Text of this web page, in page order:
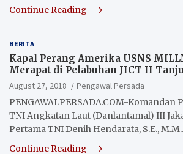
Continue Reading
BERITA
Kapal Perang Amerika USNS
Merapat di Pelabuhan JICT II
August 27, 2018
Pengawal Persada
PENGAWALPERSADA.COM-Komandan
TNI Angkatan Laut (Danlantamal) III
Pertama TNI Denih Hendarata, S.E.,
Continue Reading